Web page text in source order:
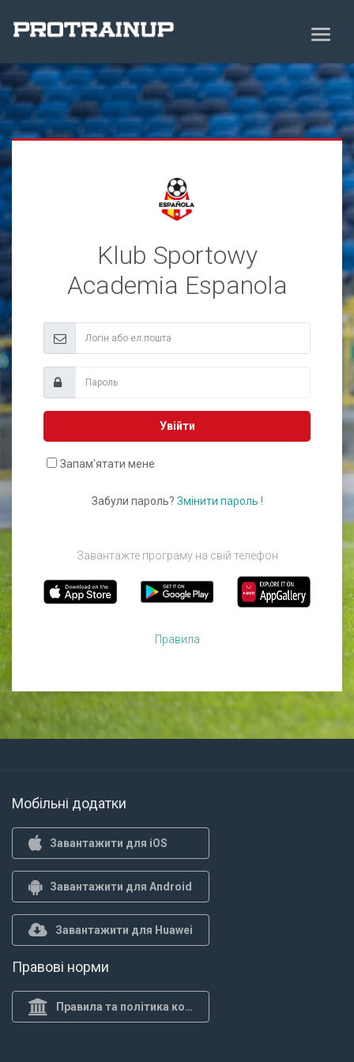
Klub Sportowy
Academia Espanola
Увійти
Запам'ятати мене
Забули пароль? Змінити пароль !
Завантажте програму на свій телефон
Правила
Мобільні додатки
Завантажити для iOS
Завантажити для Android
Завантажити для Huawei
Правові норми
Правила та політика конф.